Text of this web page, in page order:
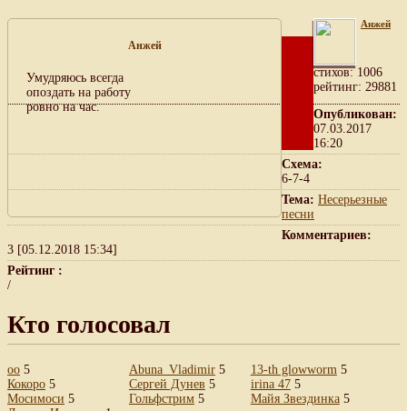
Анжей
Умудряюсь всегда
опоздать на работу
ровно на час.
Анжей
cтихов: 1006
рейтинг: 29881
Опубликован:
07.03.2017
16:20
Схема:
6-7-4
Тема: Несерьезные
песни
Комментариев:
3 [05.12.2018 15:34]
Рейтинг :
/
Кто голосовал
oo 5
Кокоро 5
Мосимоси 5
Abuna_Vladimir5
Сергей Дунев 5
Гольфстрим5
13-th glowworm 5
irina 475
Майя Звездинка5